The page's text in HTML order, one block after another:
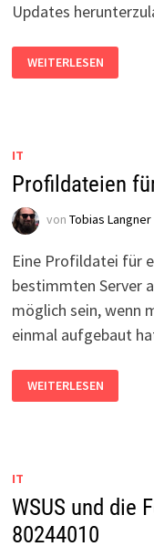
Updates
GESCHWINDIGKEIT
FÜR
WEITERLESEN
IT
Profildateien
von Tobias Langner
Eine Profildatei für
bestimmten Server
möglich sein, wenn
einmal aufgebaut
FÜR
ULTRAVNC
WEITERLESEN
IT
WSUS und die
80244010